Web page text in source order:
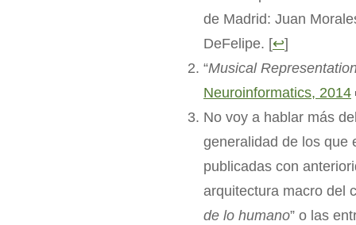
de Madrid: Juan
DeFelipe. [↩]
“Musical
Neuroinformatics, 2014
No voy a hablar más
generalidad de los que
publicadas con
arquitectura macro del
de lo humano” o las